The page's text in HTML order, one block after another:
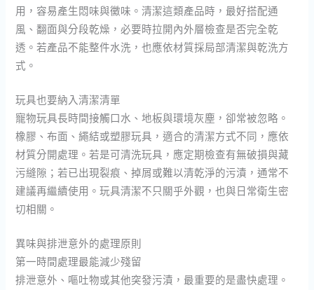
用，容易產生悶味與黴味。清潔這類產品時，最好搭配通
風、翻面與分段乾燥，必要時拉開內外層檢查是否完全乾
透。若產品不能整件水洗，也應依材質採局部清潔與乾洗方
式。
玩具也要納入清潔清單
寵物玩具長時間接觸口水、地板與環境灰塵，卻常被忽略。
橡膠、布面、繩結或塑膠玩具，適合的清潔方式不同，應依
材質分開處理。若是可清洗玩具，應定期檢查有無破損與藏
污縫隙；若已出現裂痕、掉屑或難以清乾淨的污漬，通常不
建議再繼續使用。玩具清潔不只關乎外觀，也與日常衛生密
切相關。
異味與排泄意外的處理原則
第一時間處理最能減少殘留
排泄意外、嘔吐物或其他突發污漬，最重要的是盡快處理。